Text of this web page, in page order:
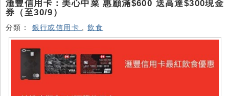
滙豐信用卡：美心中菜 惠顧滿$600 送高達$300現金
券（至30/9）
分類： 銀行或信用卡 ,飲食